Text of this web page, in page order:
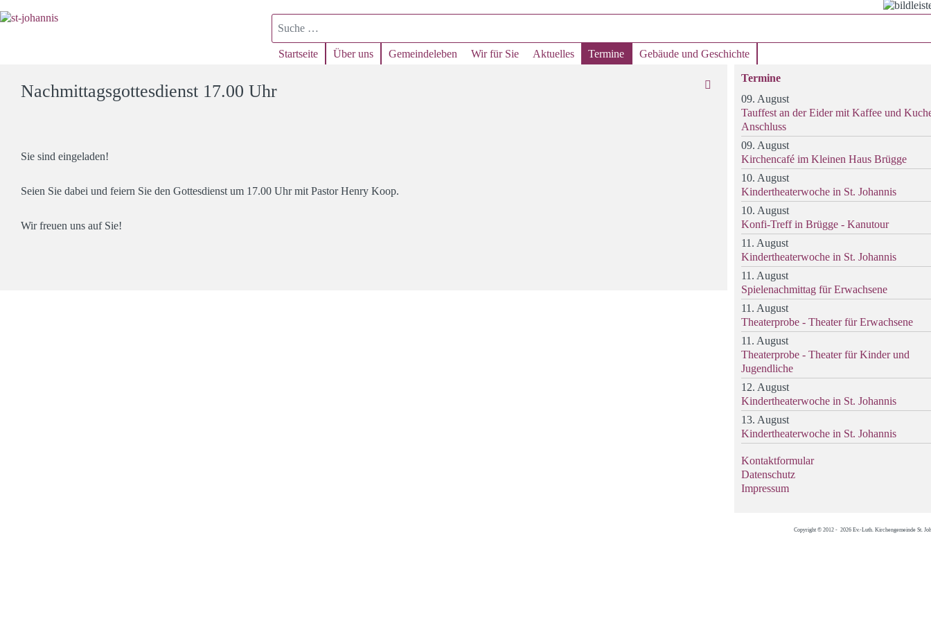
Suchen
Startseite Über uns Gemeindeleben Wir für Sie Aktuelles Termine Gebäude und Geschichte
Nachmittagsgottesdienst 17.00 Uhr
Sie sind eingeladen!
Seien Sie dabei und feiern Sie den Gottesdienst um 17.00 Uhr mit Pastor Henry Koop.
Wir freuen uns auf Sie!
Termine
09. August
Tauffest an der Eider mit Kaffee und
Anschluss
09. August
Kirchencafé im Kleinen Haus Brügge
10. August
Kindertheaterwoche in St. Johannis
10. August
Konfi-Treff in Brügge - Kanutour
11. August
Kindertheaterwoche in St. Johannis
11. August
Spielenachmittag für Erwachsene
11. August
Theaterprobe - Theater für Erwachsene
11. August
Theaterprobe - Theater für Kinder und
Jugendliche
12. August
Kindertheaterwoche in St. Johannis
13. August
Kindertheaterwoche in St. Johannis
Kontaktformular
Datenschutz
Impressum
Copyright © 2012 - 2026 Ev.-Luth. Kirchengemeinde St.